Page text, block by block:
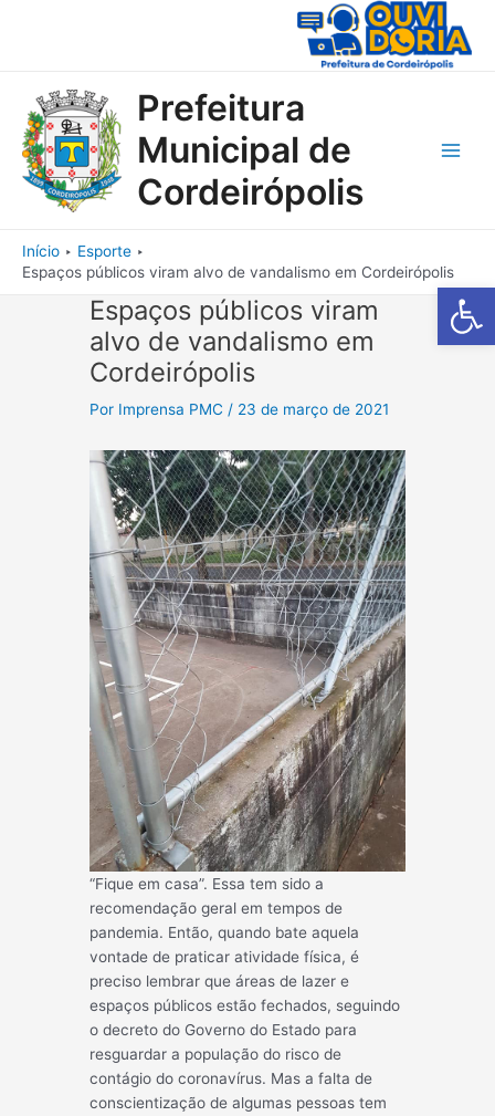
Barra de
Prefeitura
Municipal de
Cordeirópolis
Início
Esporte
Espaços públicos viram alvo de vandalismo em Cordeirópolis
Espaços públicos viram
alvo de vandalismo em
Cordeirópolis
Por Imprensa PMC / 23 de março de 2021
“Fique em casa”. Essa tem sido a
recomendação geral em tempos de
pandemia. Então, quando bate aquela
vontade de praticar atividade física, é
preciso lembrar que áreas de lazer e
espaços públicos estão fechados, seguindo
o decreto do Governo do Estado para
resguardar a população do risco de
contágio do coronavírus. Mas a falta de
conscientização de algumas pessoas tem